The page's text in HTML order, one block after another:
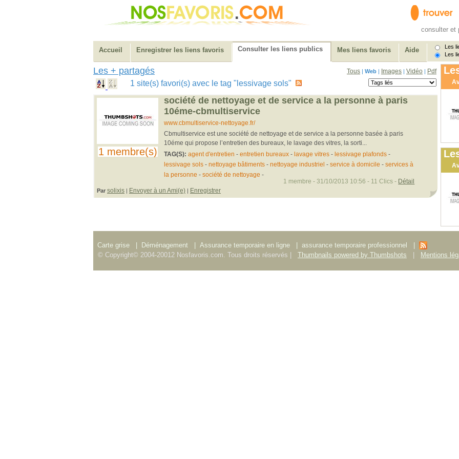
consulter et
Accueil Enregistrer les liens favoris Consulter les liens publics Mes liens favoris Aide
Les
Les
Les + partagés Tous | Web | Images | Vidéo | Pdf
1 site(s) favori(s) avec le tag "lessivage sols"
1 membre(s)
société de nettoyage et de service a la personne à paris
10éme-cbmultiservice
www.cbmultiservice-nettoyage.fr/
Cbmultiservice est une société de nettoyage et de service a la personne basée à paris
10éme qui propose l’entretien des bureaux, le lavage des vitres, la sorti...
TAG(S): agent d'entretien - entretien bureaux- lavage vitres- lessivage plafonds-
lessivage sols- nettoyage bâtiments- nettoyage industriel - service à domicile - services à
la personne - société de nettoyage -
Par solixis | Envoyer à un Ami(e) | Enregistrer
1 membre - 31/10/2013 10:56 - 11 Clics - Détail
Carte grise Déménagement Assurance temporaire en ligne assurance temporaire professionnel
© Copyright© 2004-20012 Nosfavoris.com. Tous droits réservés |
Thumbnails powered by Thumbshots Mentions